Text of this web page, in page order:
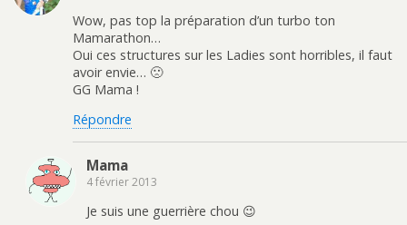
Wow, pas top la préparation d’un turbo ton
Mamarathon…
Oui ces structures sur les Ladies sont horribles, il faut
avoir envie… 🙁
GG Mama !
Répondre
Mama
4 février 2013
Je suis une guerrière chou 😉